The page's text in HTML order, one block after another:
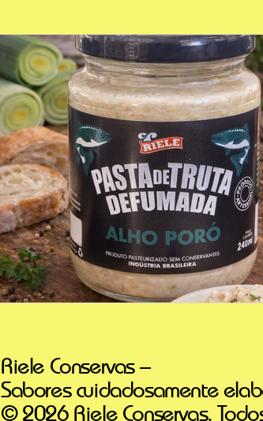
Riele Conservas –
Sabores cuidadosamente
© 2026 Riele Conservas.